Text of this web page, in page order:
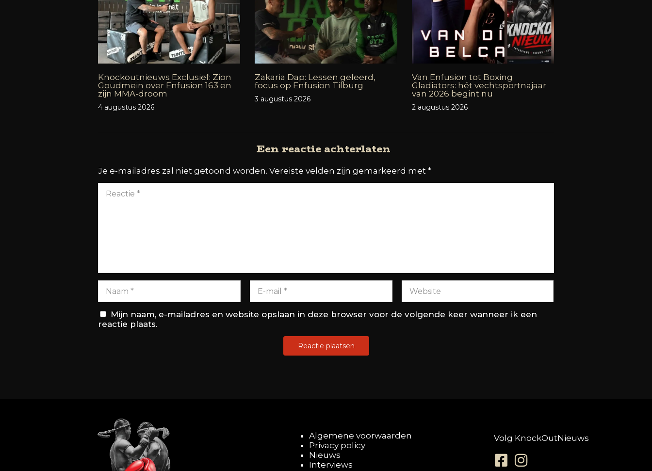
Knockoutnieuws Exclusief: Zion
Goudmein over Enfusion 163 en
zijn MMA-droom
4 augustus 2026
Zakaria Dap: Lessen geleerd,
focus op Enfusion Tilburg
3 augustus 2026
Van Enfusion tot Boxing
Gladiators: hét vechtsportnajaar
van 2026 begint nu
2 augustus 2026
Een reactie achterlaten
Je e-mailadres zal niet getoond worden. Vereiste velden zijn gemarkeerd met *
Mijn naam, e-mailadres en website opslaan in deze browser voor de volgende keer wanneer ik een
reactie plaats.
Algemene voorwaarden
Privacy policy
Nieuws
Interviews
Volg KnockOutNieuws